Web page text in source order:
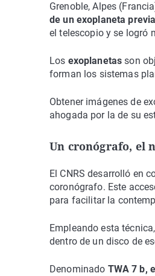
Grenoble, Alpes
de un exoplaneta
el telescopio y se logró
Los exoplanetasson
forman los sistemas
Obtener imágenes de
ahogada por la de su
Un cronógrafo, el
El CNRS desarrolló en
coronógrafo. Este
para facilitar la
Empleando esta
dentro de un disco de
Denominado TWA 7 b,